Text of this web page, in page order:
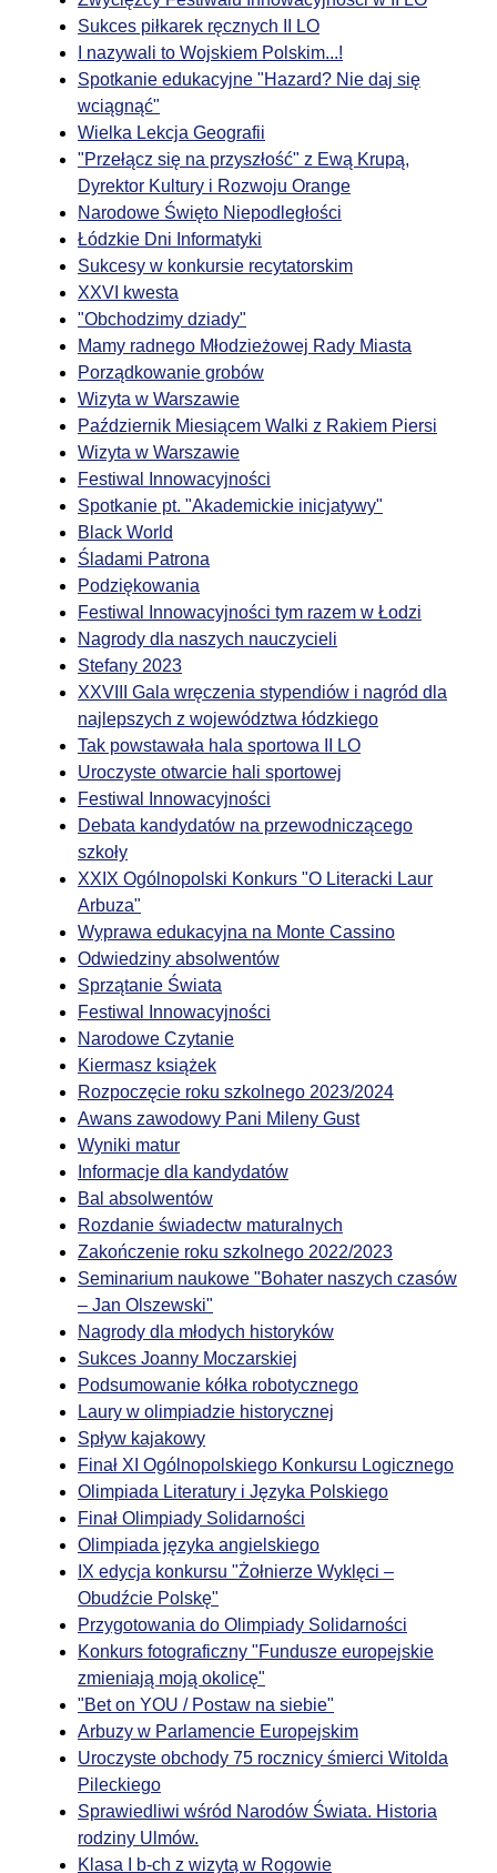
Sukces piłkarek ręcznych II LO
I nazywali to Wojskiem Polskim...!
Spotkanie edukacyjne "Hazard? Nie daj się
wciągnąć"
Wielka Lekcja Geografii
"Przełącz się na przyszłość" z Ewą Krupą,
Dyrektor Kultury i Rozwoju Orange
Narodowe Święto Niepodległości
Łódzkie Dni Informatyki
Sukcesy w konkursie recytatorskim
XXVI kwesta
"Obchodzimy dziady"
Mamy radnego Młodzieżowej Rady Miasta
Porządkowanie grobów
Wizyta w Warszawie
Październik Miesiącem Walki z Rakiem Piersi
Wizyta w Warszawie
Festiwal Innowacyjności
Spotkanie pt. "Akademickie inicjatywy"
Black World
Śladami Patrona
Podziękowania
Festiwal Innowacyjności tym razem w Łodzi
Nagrody dla naszych nauczycieli
Stefany 2023
XXVIII Gala wręczenia stypendiów i nagród dla
najlepszych z województwa łódzkiego
Tak powstawała hala sportowa II LO
Uroczyste otwarcie hali sportowej
Festiwal Innowacyjności
Debata kandydatów na przewodniczącego
szkoły
XXIX Ogólnopolski Konkurs "O Literacki Laur
Arbuza"
Wyprawa edukacyjna na Monte Cassino
Odwiedziny absolwentów
Sprzątanie Świata
Festiwal Innowacyjności
Narodowe Czytanie
Kiermasz książek
Rozpoczęcie roku szkolnego 2023/2024
Awans zawodowy Pani Mileny Gust
Wyniki matur
Informacje dla kandydatów
Bal absolwentów
Rozdanie świadectw maturalnych
Zakończenie roku szkolnego 2022/2023
Seminarium naukowe "Bohater naszych czasów
– Jan Olszewski"
Nagrody dla młodych historyków
Sukces Joanny Moczarskiej
Podsumowanie kółka robotycznego
Laury w olimpiadzie historycznej
Spływ kajakowy
Finał XI Ogólnopolskiego Konkursu Logicznego
Olimpiada Literatury i Języka Polskiego
Finał Olimpiady Solidarności
Olimpiada języka angielskiego
IX edycja konkursu "Żołnierze Wyklęci –
Obudźcie Polskę"
Przygotowania do Olimpiady Solidarności
Konkurs fotograficzny "Fundusze europejskie
zmieniają moją okolicę"
"Bet on YOU / Postaw na siebie"
Arbuzy w Parlamencie Europejskim
Uroczyste obchody 75 rocznicy śmierci Witolda
Pileckiego
Sprawiedliwi wśród Narodów Świata. Historia
rodziny Ulmów.
Klasa I b-ch z wizytą w Rogowie